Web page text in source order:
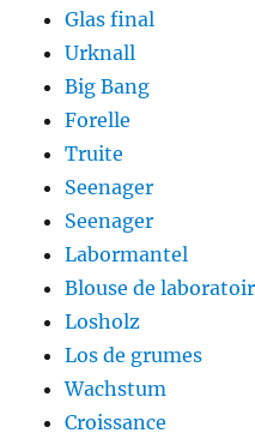
Glas final
Urknall
Big Bang
Forelle
Truite
Seenager
Seenager
Labormantel
Blouse de
Losholz
Los de grumes
Wachstum
Croissance